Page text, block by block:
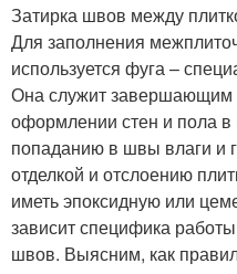
Затирка швов между
Для заполнения
используется фуга –
Она служит завершающим
оформлении стен и пола в
попаданию в швы влаги и
отделкой и отслоению
иметь эпоксидную или
зависит специфика
швов. Выясним, как